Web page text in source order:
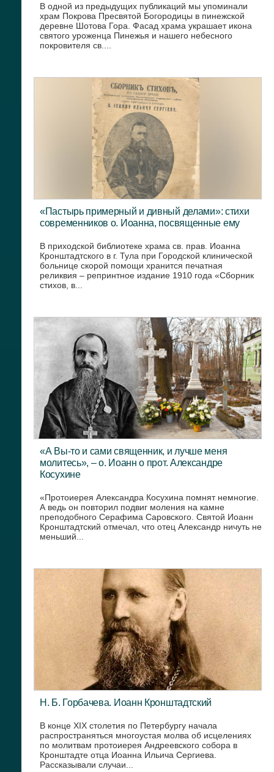
В одной из предыдущих публикаций мы упоминали
храм Покрова Пресвятой Богородицы в пинежской
деревне Шотова Гора. Фасад храма украшает икона
святого уроженца Пинежья и нашего небесного
покровителя св....
«Пастырь примерный и дивный делами»: стихи
современников о. Иоанна, посвященные ему
В приходской библиотеке храма св. прав. Иоанна
Кронштадтского в г. Тула при Городской клинической
больнице скорой помощи хранится печатная
реликвия – репринтное издание 1910 года «Сборник
стихов, в...
«А Вы-то и сами священник, и лучше меня
молитесь», – о. Иоанн о прот. Александре
Косухине
«Протоиерея Александра Косухина помнят немногие.
А ведь он повторил подвиг моления на камне
преподобного Серафима Саровского. Святой Иоанн
Кронштадтский отмечал, что отец Александр ничуть не
меньший...
Н. Б. Горбачева. Иоанн Кронштадтский
В конце XIX столетия по Петербургу начала
распространяться многоустая молва об исцелениях
по молитвам протоиерея Андреевского собора в
Кронштадте отца Иоанна Ильича Сергиева.
Рассказывали случаи...